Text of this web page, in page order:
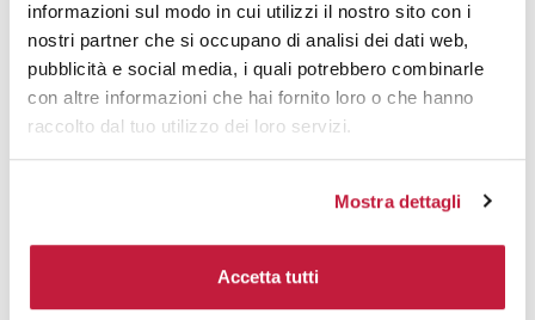
informazioni sul modo in cui utilizzi il nostro sito con i
nostri partner che si occupano di analisi dei dati web,
pubblicità e social media, i quali potrebbero combinarle
con altre informazioni che hai fornito loro o che hanno
raccolto dal tuo utilizzo dei loro servizi.
Mostra dettagli
Accetta tutti